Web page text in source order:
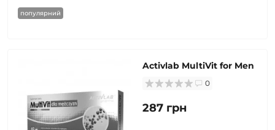
популярний
Activlab MultiVit for Men
0
287 грн